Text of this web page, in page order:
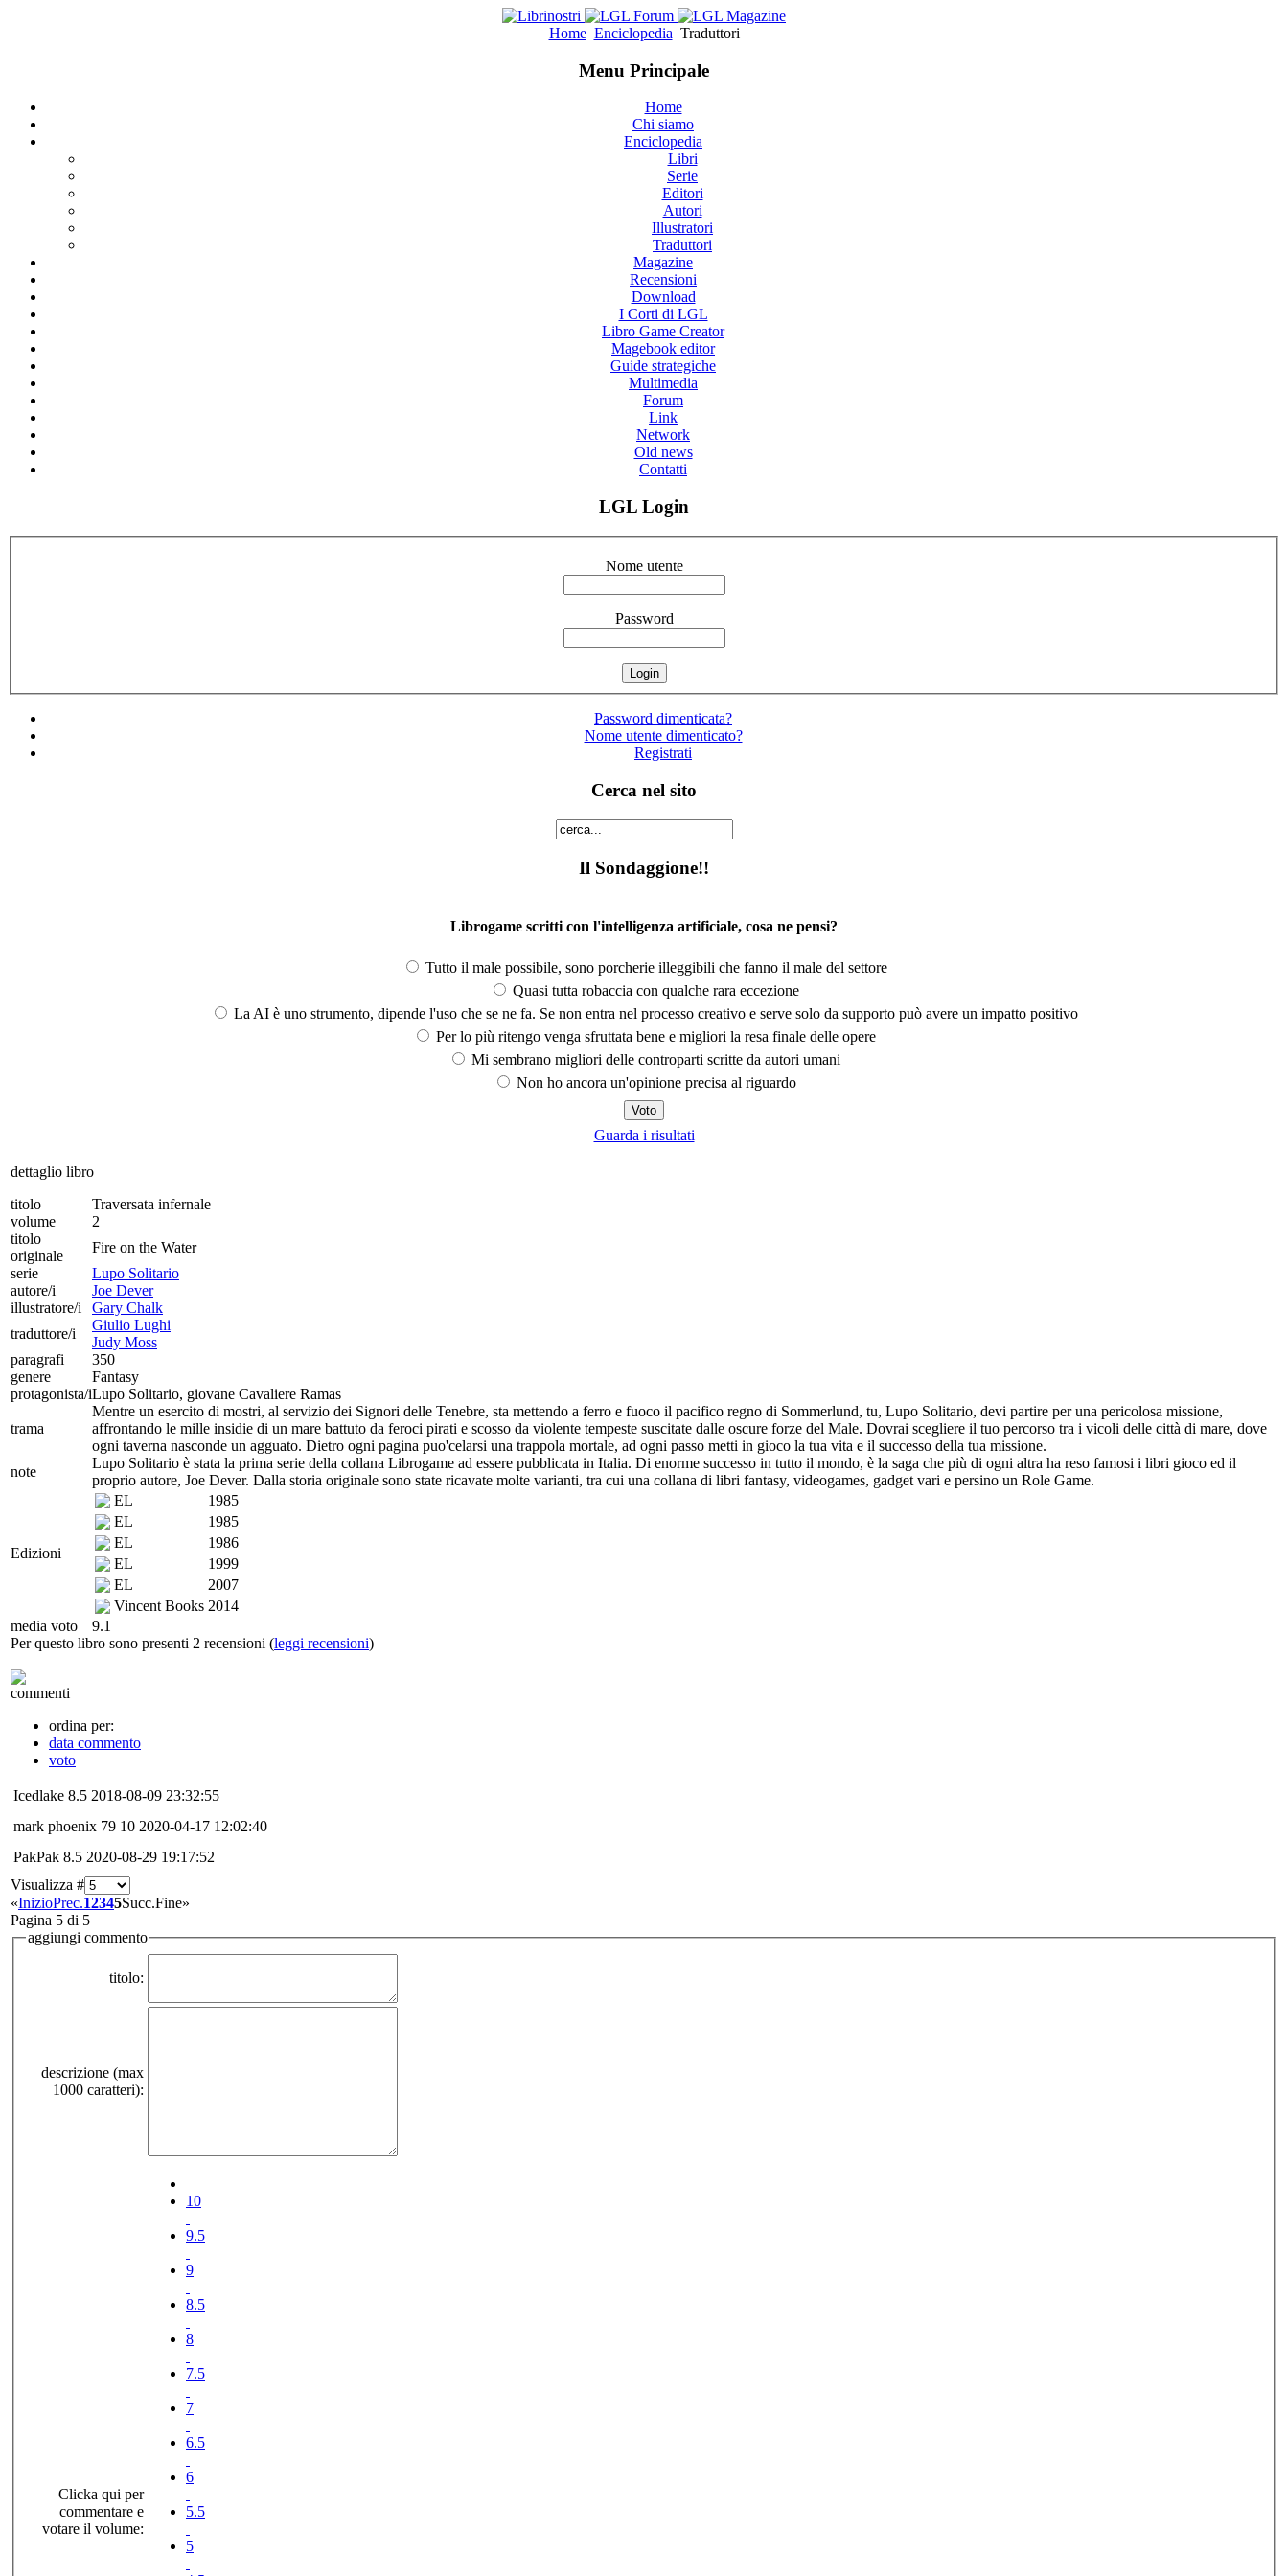
Home Enciclopedia Traduttori
Menu Principale
Home
Chi siamo
Enciclopedia
Libri
Serie
Editori
Autori
Illustratori
Traduttori
Magazine
Recensioni
Download
I Corti di LGL
Libro Game Creator
Magebook editor
Guide strategiche
Multimedia
Forum
Link
Network
Old news
Contatti
LGL Login
Nome utente
Password
Password dimenticata?
Nome utente dimenticato?
Registrati
Cerca nel sito
Il Sondaggione!!
Librogame scritti con l'intelligenza artificiale, cosa ne pensi?
Tutto il male possibile, sono porcherie illeggibili che fanno il male del settore
Quasi tutta robaccia con qualche rara eccezione
La AI è uno strumento, dipende l'uso che se ne fa. Se non entra nel processo creativo e serve solo da supporto può avere un impatto positivo
Per lo più ritengo venga sfruttata bene e migliori la resa finale delle opere
Mi sembrano migliori delle controparti scritte da autori umani
Non ho ancora un'opinione precisa al riguardo
Guarda i risultati
dettaglio libro
titolo
Traversata infernale
volume
2
titolo
originale
Fire on the Water
serie
Lupo Solitario
autore/i
Joe Dever
illustratore/i
Gary Chalk
traduttore/i
Giulio Lughi
Judy Moss
paragrafi
350
genere
Fantasy
protagonista/iLupo Solitario, giovane Cavaliere Ramas
trama
Mentre un esercito di mostri, al servizio dei Signori delle Tenebre, sta mettendo a ferro e fuoco il pacifico regno di Sommerlund, tu, Lupo Solitario, devi partire per una pericolosa missione,
affrontando le mille insidie di un mare battuto da feroci pirati e scosso da violente tempeste suscitate dalle oscure forze del Male. Dovrai scegliere il tuo percorso tra i vicoli delle città di mare, dove
ogni taverna nasconde un agguato. Dietro ogni pagina puo'celarsi una trappola mortale, ad ogni passo metti in gioco la tua vita e il successo della tua missione.
note
Lupo Solitario è stata la prima serie della collana Librogame ad essere pubblicata in Italia. Di enorme successo in tutto il mondo, è la saga che più di ogni altra ha reso famosi i libri gioco ed il
proprio autore, Joe Dever. Dalla storia originale sono state ricavate molte varianti, tra cui una collana di libri fantasy, videogames, gadget vari e persino un Role Game.
Edizioni
EL
1985
EL
1985
EL
1986
EL
1999
EL
2007
Vincent Books 2014
media voto
9.1
Per questo libro sono presenti 2 recensioni (leggi recensioni)
commenti
ordina per:
data commento
voto
Icedlake 8.5 2018-08-09 23:32:55
mark phoenix 79 10 2020-04-17 12:02:40
PakPak 8.5 2020-08-29 19:17:52
Visualizza #
«InizioPrec.12345Succ.Fine»
Pagina 5 di 5
aggiungi commento
titolo:
descrizione (max
1000 caratteri):
Clicka qui per
commentare e
votare il volume:
10
9.5
9
8.5
8
7.5
7
6.5
6
5.5
5